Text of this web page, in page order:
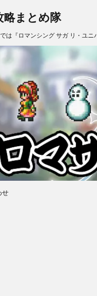
略まとめ隊
は『ロマンシング サガ リ・ユ
せ